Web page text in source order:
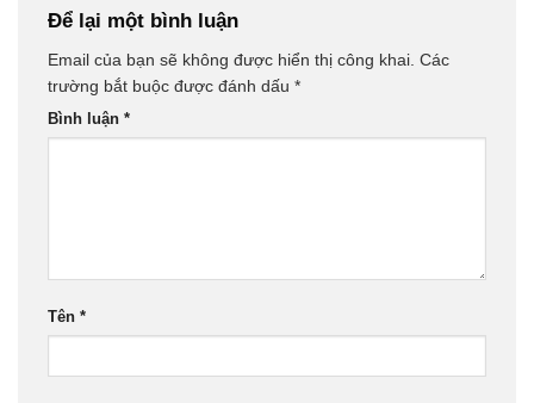
Để lại một bình luận
Email của bạn sẽ không được hiển thị công khai. Các
trường bắt buộc được đánh dấu *
Bình luận *
Tên *